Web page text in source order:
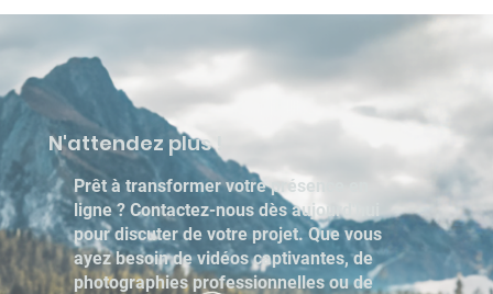
N'attendez plus !
Prêt à transformer votre présence en
ligne ? Contactez-nous dès aujourd'hui
pour discuter de votre projet. Que vous
ayez besoin de vidéos captivantes, de
photographies professionnelles ou de